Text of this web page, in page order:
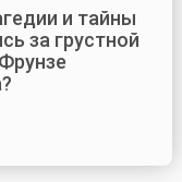
и тайны
за грустной